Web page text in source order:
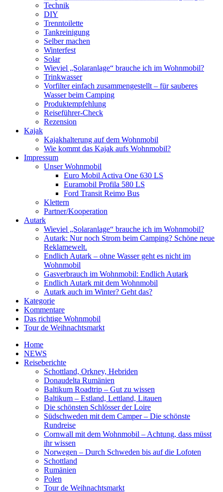
Technik
DIY
Trenntoilette
Tankreinigung
Selber machen
Winterfest
Solar
Wieviel „Solaranlage“ brauche ich im Wohnmobil?
Trinkwasser
Vorfilter einfach zusammengestellt – für sauberes
Wasser beim Camping
Produktempfehlung
Reiseführer-Check
Rezension
Kajak
Kajakhalterung auf dem Wohnmobil
Wie kommt das Kajak aufs Wohnmobil?
Impressum
Unser Wohnmobil
Euro Mobil Activa One 630 LS
Euramobil Profila 580 LS
Ford Transit Reimo Bus
Klettern
Partner/Kooperation
Autark
Wieviel „Solaranlage“ brauche ich im Wohnmobil?
Autark: Nur noch Strom beim Camping? Schöne neue
Reklamewelt.
Endlich Autark – ohne Wasser geht es nicht im
Wohnmobil
Gasverbrauch im Wohnmobil: Endlich Autark
Endlich Autark mit dem Wohnmobil
Autark auch im Winter? Geht das?
Kategorie
Kommentare
Das richtige Wohnmobil
Tour de Weihnachtsmarkt
Home
NEWS
Reiseberichte
Schottland, Orkney, Hebriden
Donaudelta Rumänien
Baltikum Roadtrip – Gut zu wissen
Baltikum – Estland, Lettland, Litauen
Die schönsten Schlösser der Loire
Südschweden mit dem Camper – Die schönste
Rundreise
Cornwall mit dem Wohnmobil – Achtung, dass müsst
ihr wissen
Norwegen – Durch Schweden bis auf die Lofoten
Schottland
Rumänien
Polen
Tour de Weihnachtsmarkt